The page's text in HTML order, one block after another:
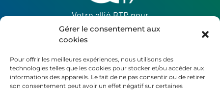
Gérer le consentement aux
cookies
Pour offrir les meilleures expériences, nous utilisons des
technologies telles que les cookies pour stocker et/ou accéder aux
informations des appareils. Le fait de ne pas consentir ou de retirer
son consentement peut avoir un effet négatif sur certaines
Votre allié BTP pour
une embauche réussie !